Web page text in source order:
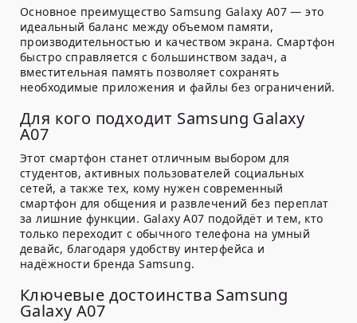
Основное преимущество Samsung Galaxy A07 — это
идеальный баланс между объемом памяти,
производительностью и качеством экрана. Смартфон
быстро справляется с большинством задач, а
вместительная память позволяет сохранять
необходимые приложения и файлы без ограничений.
Для кого подходит Samsung Galaxy
A07
Этот смартфон станет отличным выбором для
студентов, активных пользователей социальных
сетей, а также тех, кому нужен современный
смартфон для общения и развлечений без переплат
за лишние функции. Galaxy A07 подойдёт и тем, кто
только переходит с обычного телефона на умный
девайс, благодаря удобству интерфейса и
надёжности бренда Samsung.
Ключевые достоинства Samsung
Galaxy A07